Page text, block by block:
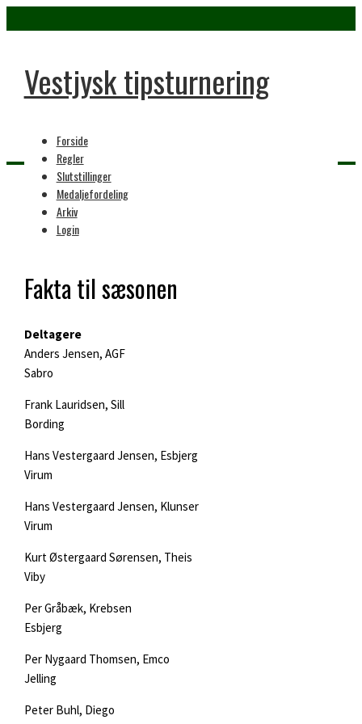
Vestjysk tipsturnering
Forside
Regler
Slutstillinger
Medaljefordeling
Arkiv
Login
Home
1. sæson
Fakta til sæsonen
Deltagere
Anders Jensen, AGF
Sabro
Frank Lauridsen, Sill
Bording
Hans Vestergaard Jensen, Esbjerg
Virum
Hans Vestergaard Jensen, Klunser
Virum
Kurt Østergaard Sørensen, Theis
Viby
Per Gråbæk, Krebsen
Esbjerg
Per Nygaard Thomsen, Emco
Jelling
Peter Buhl, Diego